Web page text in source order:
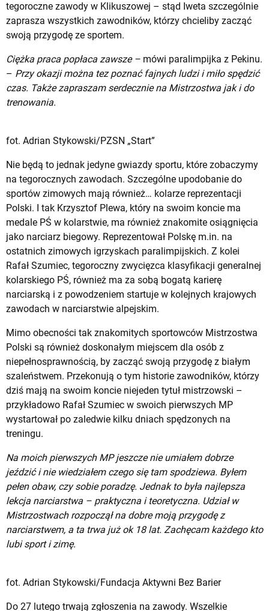
tegoroczne zawody w Klikuszowej – stąd Iweta szczególnie
zaprasza wszystkich zawodników, którzy chcieliby zacząć
swoją przygodę ze sportem.
Ciężka praca popłaca zawsze – mówi paralimpijka z Pekinu.
– Przy okazji można tez poznać fajnych ludzi i miło spędzić
czas. Także zapraszam serdecznie na Mistrzostwa jak i do
trenowania.
fot. Adrian Stykowski/PZSN „Start”
Nie będą to jednak jedyne gwiazdy sportu, które zobaczymy
na tegorocznych zawodach. Szczególne upodobanie do
sportów zimowych mają również… kolarze reprezentacji
Polski. I tak Krzysztof Plewa, który na swoim koncie ma
medale PŚ w kolarstwie, ma również znakomite osiągnięcia
jako narciarz biegowy. Reprezentował Polskę m.in. na
ostatnich zimowych igrzyskach paralimpijskich. Z kolei
Rafał Szumiec, tegoroczny zwycięzca klasyfikacji generalnej
kolarskiego PŚ, również ma za sobą bogatą karierę
narciarską i z powodzeniem startuje w kolejnych krajowych
zawodach w narciarstwie alpejskim.
Mimo obecności tak znakomitych sportowców Mistrzostwa
Polski są również doskonałym miejscem dla osób z
niepełnosprawnością, by zacząć swoją przygodę z białym
szaleństwem. Przekonują o tym historie zawodników, którzy
dziś mają na swoim koncie niejeden tytuł mistrzowski –
przykładowo Rafał Szumiec w swoich pierwszych MP
wystartował po zaledwie kilku dniach spędzonych na
treningu.
Na moich pierwszych MP jeszcze nie umiałem dobrze
jeździć i nie wiedziałem czego się tam spodziewa. Byłem
pełen obaw, czy sobie poradzę. Jednak to była najlepsza
lekcja narciarstwa – praktyczna i teoretyczna. Udział w
Mistrzostwach rozpoczął na dobre moją przygodę z
narciarstwem, a ta trwa już ok 18 lat. Zachęcam każdego kto
lubi sport i zimę.
fot. Adrian Stykowski/Fundacja Aktywni Bez Barier
Do 27 lutego trwają zgłoszenia na zawody. Wszelkie